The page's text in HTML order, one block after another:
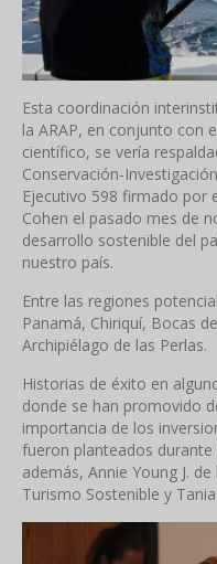
Esta coordinación
la ARAP, en conjunto con
científico, se vería
Conservación-
Ejecutivo 598 firmado por
Cohen el pasado mes de
desarrollo sostenible del
nuestro país.
Entre las regiones
Panamá, Chiriquí, Bocas
Archipiélago de las Perlas.
Historias de éxito en
donde se han promovido
importancia de los
fueron planteados
además, Annie Young J.
Turismo Sostenible y